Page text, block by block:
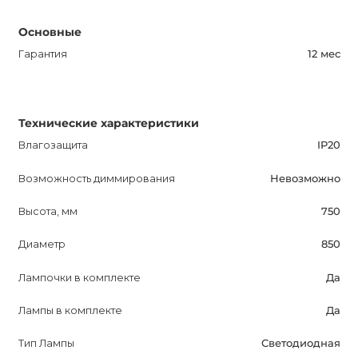
Он создаст уютный и функциональный свет в вашем
жилье или коммерческом помещении. Подходит для
упустите возможность приобрести его сегодня!
Основные
Гарантия 12 мес
Технические характеристики
Влагозащита IP20
Возможность диммирования Невозможно
Высота, мм 750
Диаметр 850
Лампочки в комплекте Да
Лампы в комплекте Да
Тип Лампы Светодиодная